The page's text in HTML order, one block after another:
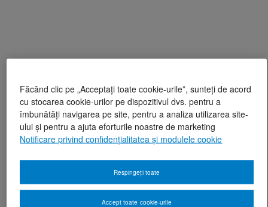
Făcând clic pe „Acceptați toate cookie-urile”, sunteți de acord
cu stocarea cookie-urilor pe dispozitivul dvs. pentru a
îmbunătăți navigarea pe site, pentru a analiza utilizarea site-
ului și pentru a ajuta eforturile noastre de marketing
Notificare privind confidențialitatea și modulele cookie
Respingeți toate
Accept toate cookie-urile